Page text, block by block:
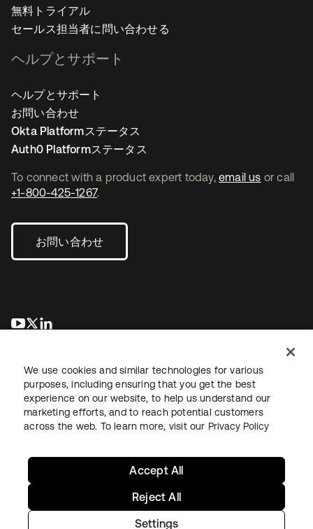
To connect with a product expert today, email us or call
+1-800-425-1267.
お問い合わせ
新しいタブで開く
新しいタブで開く
無料トライアル
セールス担当者に問い合わせる
ヘルプとサポート
ヘルプとサポート
お問い合わせ
Okta Platformステータス
Auth0 Platformステータス
法務プライバシーポリシーサイト利用規約セキュリティ
We use cookies and similar technologies for various
purposes, including ensuring that you get the best
experience on our website, to help us understand our
marketing efforts, and to reach potential customers
across the web. To learn more, visit our Privacy Policy
Settings
Reject All
Accept All